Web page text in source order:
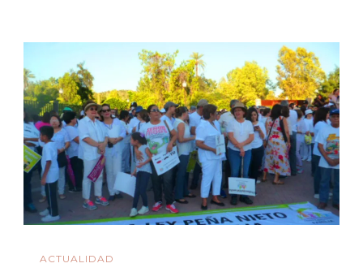
DF,
La
Marcha
Por
Las
Familias
Diversas
ACTUALIDAD